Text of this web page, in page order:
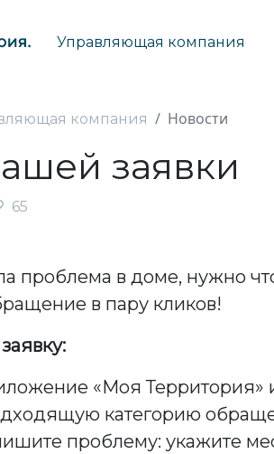
Управляющая компания
компания Новости
заявки
65
проблема в доме, нужно
в пару кликов!
«Моя Территория»
категорию
проблему: укажите